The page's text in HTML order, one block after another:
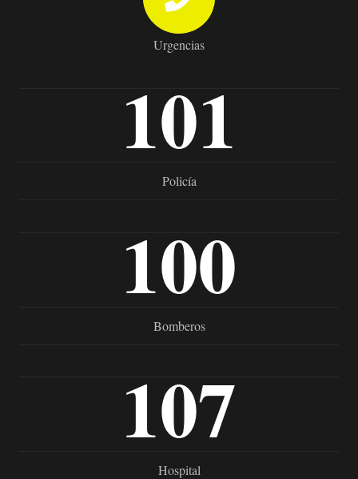
Urgencias
101
Policía
100
Bomberos
107
Hospital